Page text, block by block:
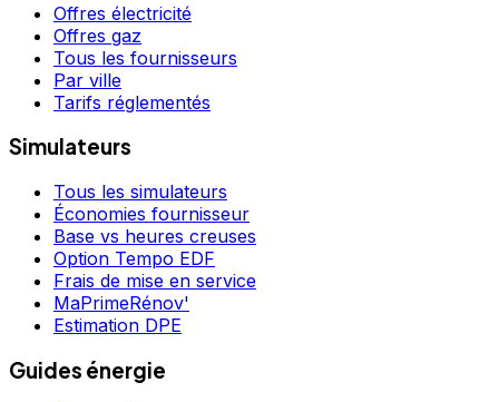
Offres électricité
Offres gaz
Tous les fournisseurs
Par ville
Tarifs réglementés
Simulateurs
Tous les simulateurs
Économies fournisseur
Base vs heures creuses
Option Tempo EDF
Frais de mise en service
MaPrimeRénov'
Estimation DPE
Guides énergie